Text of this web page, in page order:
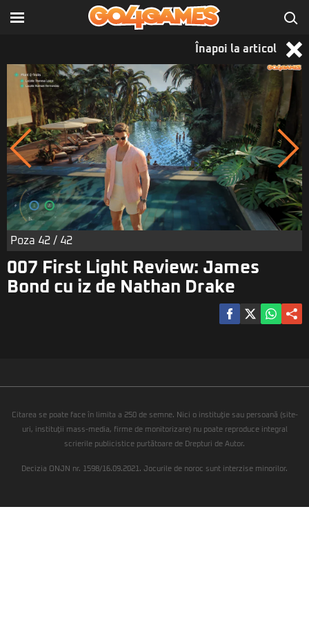
Înapoi la articol
Poza 42 / 42
007 First Light Review: James
Bond cu iz de Nathan Drake
Citarea se poate face în limita a 250 de semne. Nici o instituţie sau persoană (site-
uri, instituţii mass-media, firme de monitorizare) nu poate reproduce integral
scrierile publicistice purtătoare de Drepturi de Autor.
Decizia ONJN nr. 1598/16.09.2021. Jocurile de noroc sunt interzise minorilor.